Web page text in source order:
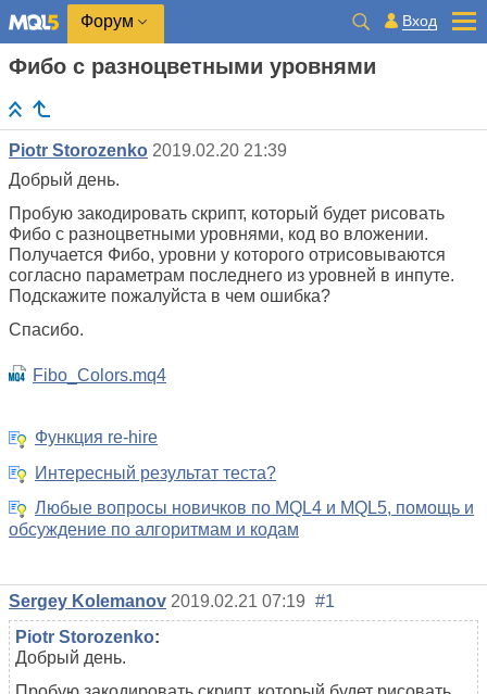
Форум Вход
Фибо с разноцветными уровнями
Piotr Storozenko 2019.02.20 21:39
Добрый день.
Пробую закодировать скрипт, который будет рисовать
Фибо с разноцветными уровнями, код во вложении.
Получается Фибо, уровни у которого отрисовываются
согласно параметрам последнего из уровней в инпуте.
Подскажите пожалуйста в чем ошибка?
Спасибо.
Fibo_Colors.mq4
Функция re-hire
Интересный результат теста?
Любые вопросы новичков по MQL4 и MQL5, помощь и
обсуждение по алгоритмам и кодам
Sergey Kolemanov 2019.02.21 07:19 #1
Piotr Storozenko:
Добрый день.